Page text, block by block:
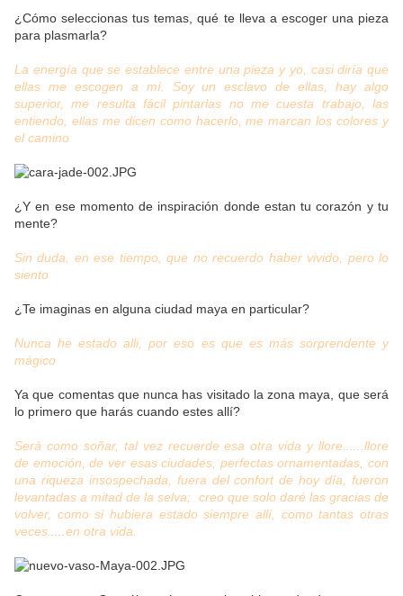
¿Cómo seleccionas tus temas, qué te lleva a escoger una pieza
para plasmarla?
La energía que se establece entre una pieza y yo, casi diría que
ellas me escogen a mí. Soy un esclavo de ellas, hay algo
superior, me resulta fácil pintarlas no me cuesta trabajo, las
entiendo, ellas me dicen como hacerlo, me marcan los colores y
el camino
¿Y en ese momento de inspiración donde estan tu corazón y tu
mente?
Sin duda, en ese tiempo, que no recuerdo haber vivido, pero lo
siento
¿Te imaginas en alguna ciudad maya en particular?
Nunca he estado alli, por eso es que es más sorprendente y
mágico
Ya que comentas que nunca has visitado la zona maya, que será
lo primero que harás cuando estes allí?
Será como soñar, tal vez recuerde esa otra vida y llore......llore
de emoción, de ver esas ciudades, perfectas ornamentadas, con
una riqueza insospechada, fuera del confort de hoy día, fueron
levantadas a mitad de la selva; creo que solo daré las gracias de
volver, como si hubiera estado siempre allí, como tantas otras
veces.....en otra vida.